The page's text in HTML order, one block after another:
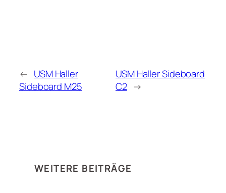
← USM Haller
Sideboard M25
USM Haller Sideboard
C2 →
WEITERE BEITRÄGE